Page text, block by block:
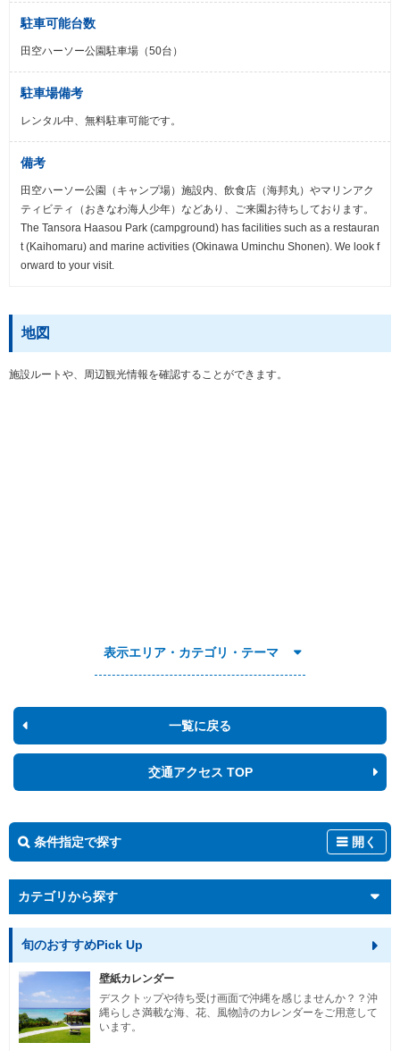
駐車可能台数
田空ハーソー公園駐車場（50台）
駐車場備考
レンタル中、無料駐車可能です。
備考
田空ハーソー公園（キャンプ場）施設内、飲食店（海邦丸）やマリンアク
ティビティ（おきなわ海人少年）などあり、ご来園お待ちしております。
The Tansora Haasou Park (campground) has facilities such as a restauran
t (Kaihomaru) and marine activities (Okinawa Uminchu Shonen). We look f
orward to your visit.
地図
施設ルートや、周辺観光情報を確認することができます。
表示エリア・カテゴリ・テーマ
一覧に戻る
交通アクセス TOP
条件指定で探す 開く
カテゴリから探す
旬のおすすめPick Up
壁紙カレンダー
デスクトップや待ち受け画面で沖縄を感じませんか？？沖
縄らしさ満載な海、花、風物詩のカレンダーをご用意して
います。